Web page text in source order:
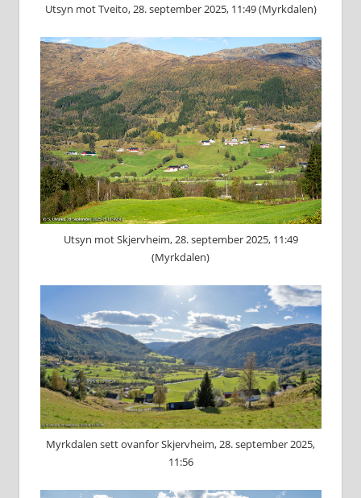
Utsyn mot Tveito, 28. september 2025, 11:49 (Myrkdalen)
Utsyn mot Skjervheim, 28. september 2025, 11:49
(Myrkdalen)
Myrkdalen sett ovanfor Skjervheim, 28. september 2025,
11:56